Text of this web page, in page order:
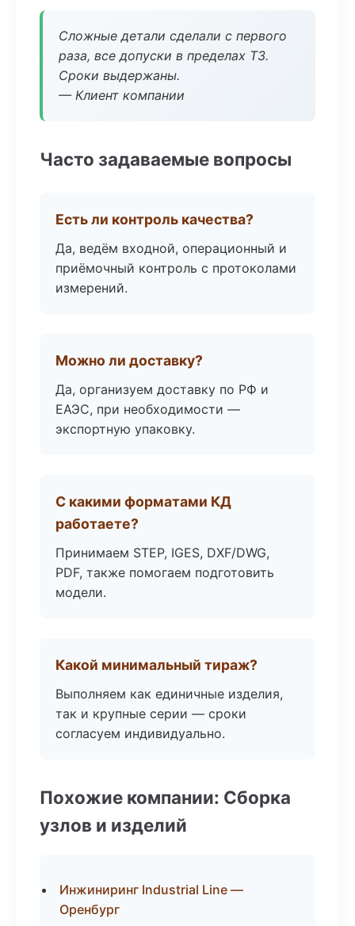
Сложные детали сделали с первого
раза, все допуски в пределах ТЗ.
Сроки выдержаны.
— Клиент компании
Часто задаваемые вопросы
Есть ли контроль качества?
Да, ведём входной, операционный и
приёмочный контроль с протоколами
измерений.
Можно ли доставку?
Да, организуем доставку по РФ и
ЕАЭС, при необходимости —
экспортную упаковку.
С какими форматами КД
работаете?
Принимаем STEP, IGES, DXF/DWG,
PDF, также помогаем подготовить
модели.
Какой минимальный тираж?
Выполняем как единичные изделия,
так и крупные серии — сроки
согласуем индивидуально.
Похожие компании: Сборка
узлов и изделий
Инжиниринг Industrial Line —
Оренбург